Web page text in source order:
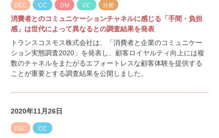
DEC CC DM EC 分析
消費者とのコミュニケーションチャネルに感じる「手間・負担
感」は世代によって異なるとの調査結果を発表
トランスコスモス株式会社は、「消費者と企業のコミュニケー
ション実態調査2020」を発表し、顧客ロイヤルティ向上には複
数のチャネルをまたがるエフォートレスな顧客体験を提供する
ことが重要とする調査結果を公開しました。
2020年11月26日
DEC CC